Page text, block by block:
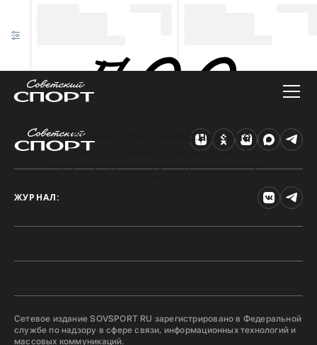
Техническая ошибка на сайте
Произошла ошибка. Чтобы найти нужную
ЖУРНАЛ:
Сетевое издание SOVSPORT RU зарегистрировано в Федеральной
службе по надзору в сфере связи, информационных технологий и
массовых коммуникаций.